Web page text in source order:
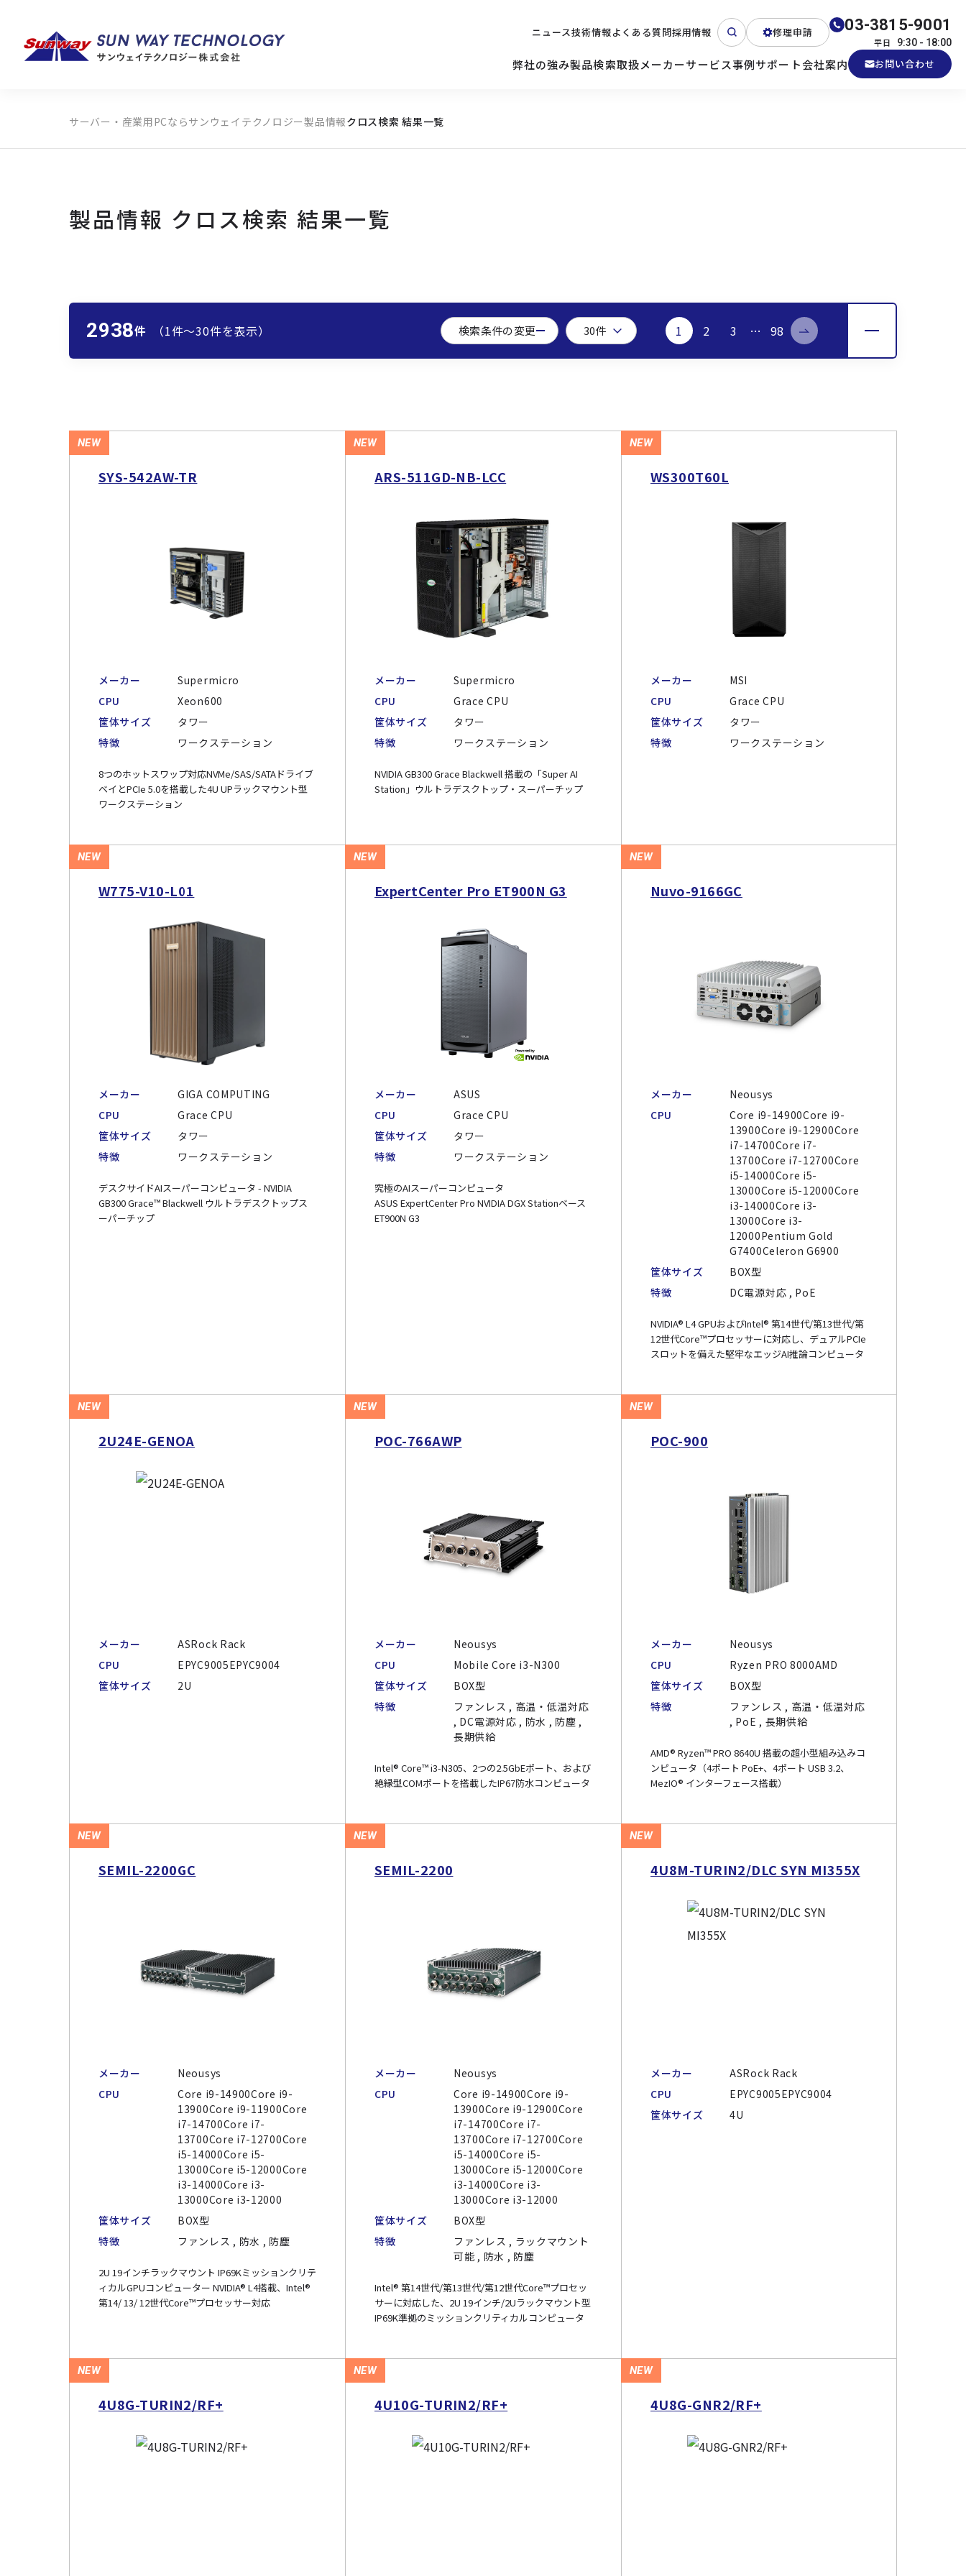
ニュース技術情報よくある質問採用情報 修理申請 03-3815-9001
平日 9:30 - 18:00
弊社の強み製品検索
製品カテゴリから探す
メーカーから探す
サーバー 産業用PC
取扱メーカーサービス事例サポート会社案内 お問い合わせ
サーバー・産業用PCならサンウェイテクノロジー製品情報クロス検索 結果一覧
製品情報 クロス検索 結果一覧
2938件 （1件〜30件を表示） 検索条件の変更 1 2 3 … 98
NEW
SYS-542AW-TR
メーカー
Supermicro
CPU
Xeon600
筐体サイズ
タワー
特徴
ワークステーション
8つのホットスワップ対応NVMe/SAS/SATAドライブ
ベイとPCIe 5.0を搭載した4U UPラックマウント型
ワークステーション
NEW
ARS-511GD-NB-LCC
メーカー
Supermicro
CPU
Grace CPU
筐体サイズ
タワー
特徴
ワークステーション
NVIDIA GB300 Grace Blackwell 搭載の「Super AI
Station」ウルトラデスクトップ・スーパーチップ
NEW
WS300T60L
メーカー
MSI
CPU
Grace CPU
筐体サイズ
タワー
特徴
ワークステーション
NEW
W775-V10-L01
メーカー
GIGA COMPUTING
CPU
Grace CPU
筐体サイズ
タワー
特徴
ワークステーション
デスクサイドAIスーパーコンピュータ - NVIDIA
GB300 Grace™ Blackwell ウルトラデスクトップス
ーパーチップ
NEW
ExpertCenter Pro ET900N G3
メーカー
ASUS
CPU
Grace CPU
筐体サイズ
タワー
特徴
ワークステーション
究極のAIスーパーコンピュータ
ASUS ExpertCenter Pro NVIDIA DGX Stationベース
ET900N G3
NEW
Nuvo-9166GC
メーカー
Neousys
CPU
Core i9-14900Core i9-
13900Core i9-12900Core
i7-14700Core i7-
13700Core i7-12700Core
i5-14000Core i5-
13000Core i5-12000Core
i3-14000Core i3-
13000Core i3-
12000Pentium Gold
G7400Celeron G6900
筐体サイズ
BOX型
特徴
DC電源対応 , PoE
NVIDIA® L4 GPUおよびIntel® 第14世代/第13世代/第
12世代Core™プロセッサーに対応し、デュアルPCIe
スロットを備えた堅牢なエッジAI推論コンピュータ
NEW
2U24E-GENOA
メーカー
ASRock Rack
CPU
EPYC9005EPYC9004
筐体サイズ
2U
NEW
POC-766AWP
メーカー
Neousys
CPU
Mobile Core i3-N300
筐体サイズ
BOX型
特徴
ファンレス , 高温・低温対応
, DC電源対応 , 防水 , 防塵 ,
長期供給
Intel® Core™ i3-N305、2つの2.5GbEポート、および
絶縁型COMポートを搭載したIP67防水コンピュータ
NEW
POC-900
メーカー
Neousys
CPU
Ryzen PRO 8000AMD
筐体サイズ
BOX型
特徴
ファンレス , 高温・低温対応
, PoE , 長期供給
AMD® Ryzen™ PRO 8640U 搭載の超小型組み込みコ
ンピュータ（4ポート PoE+、4ポート USB 3.2、
MezIO® インターフェース搭載）
NEW
SEMIL-2200GC
メーカー
Neousys
CPU
Core i9-14900Core i9-
13900Core i9-11900Core
i7-14700Core i7-
13700Core i7-12700Core
i5-14000Core i5-
13000Core i5-12000Core
i3-14000Core i3-
13000Core i3-12000
筐体サイズ
BOX型
特徴
ファンレス , 防水 , 防塵
2U 19インチラックマウント IP69Kミッションクリテ
ィカルGPUコンピューター NVIDIA® L4搭載、Intel®
第14/ 13/ 12世代Core™プロセッサー対応
NEW
SEMIL-2200
メーカー
Neousys
CPU
Core i9-14900Core i9-
13900Core i9-12900Core
i7-14700Core i7-
13700Core i7-12700Core
i5-14000Core i5-
13000Core i5-12000Core
i3-14000Core i3-
13000Core i3-12000
筐体サイズ
BOX型
特徴
ファンレス , ラックマウント
可能 , 防水 , 防塵
Intel® 第14世代/第13世代/第12世代Core™プロセッ
サーに対応した、2U 19インチ/2Uラックマウント型
IP69K準拠のミッションクリティカルコンピュータ
NEW
4U8M-TURIN2/DLC SYN MI355X
メーカー
ASRock Rack
CPU
EPYC9005EPYC9004
筐体サイズ
4U
NEW
4U8G-TURIN2/RF+
NEW
4U10G-TURIN2/RF+
NEW
4U8G-GNR2/RF+